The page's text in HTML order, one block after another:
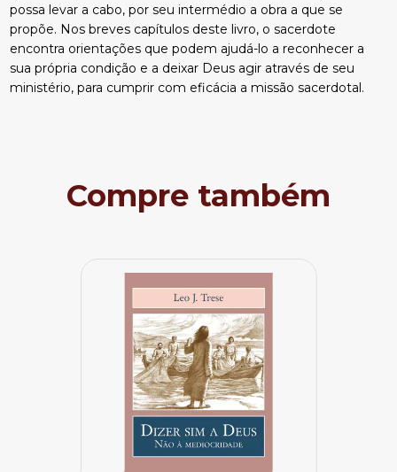
possa levar a cabo, por seu intermédio a obra a que se
propõe. Nos breves capítulos deste livro, o sacerdote
encontra orientações que podem ajudá-lo a reconhecer a
sua própria condição e a deixar Deus agir através de seu
ministério, para cumprir com eficácia a missão sacerdotal.
Compre também